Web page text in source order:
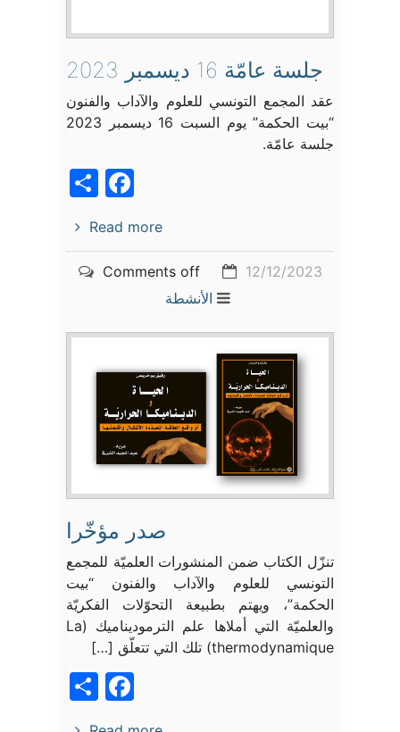
جلسة عامّة 16 ديسمبر 2023
عقد المجمع التونسي للعلوم والآداب والفنون
“بيت الحكمة” يوم السبت 16 ديسمبر 2023
جلسة عامّة.
Read more
12/12/2023
Comments off
الأنشطة
صدر مؤخّرا
تنزّل الكتاب ضمن المنشورات العلميّة للمجمع
التونسي للعلوم والآداب والفنون “بيت
الحكمة”، ويهتم بطبيعة التحوّلات الفكريّة
والعلميّة التي أملاها علم الترموديناميك La)
(thermodynamique تلك التي تتعلّق […]